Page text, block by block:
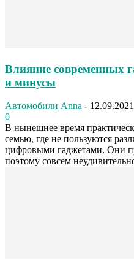
Влияние современных
и минусы
Автомобили Anna - 12.09.2021
0
В нынешнее время
семью, где не пользуются
цифровыми гаджетами. Они
поэтому совсем